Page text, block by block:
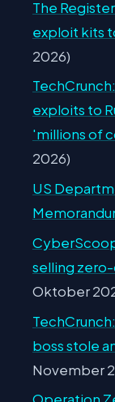
The
exploit kits
2026)
exploits to
'millions of
2026)
US
selling
Oktober
boss stole
November